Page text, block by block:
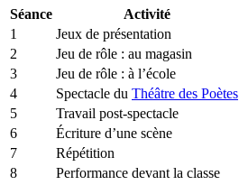
Séance Activité
1
Jeux de présentation
2
Jeu de rôle : au magasin
3
Jeu de rôle : à l’école
4
Spectacle du Théâtre des Poètes
5
Travail post-spectacle
6
Écriture d’une scène
7
Répétition
8
Performance devant la classe